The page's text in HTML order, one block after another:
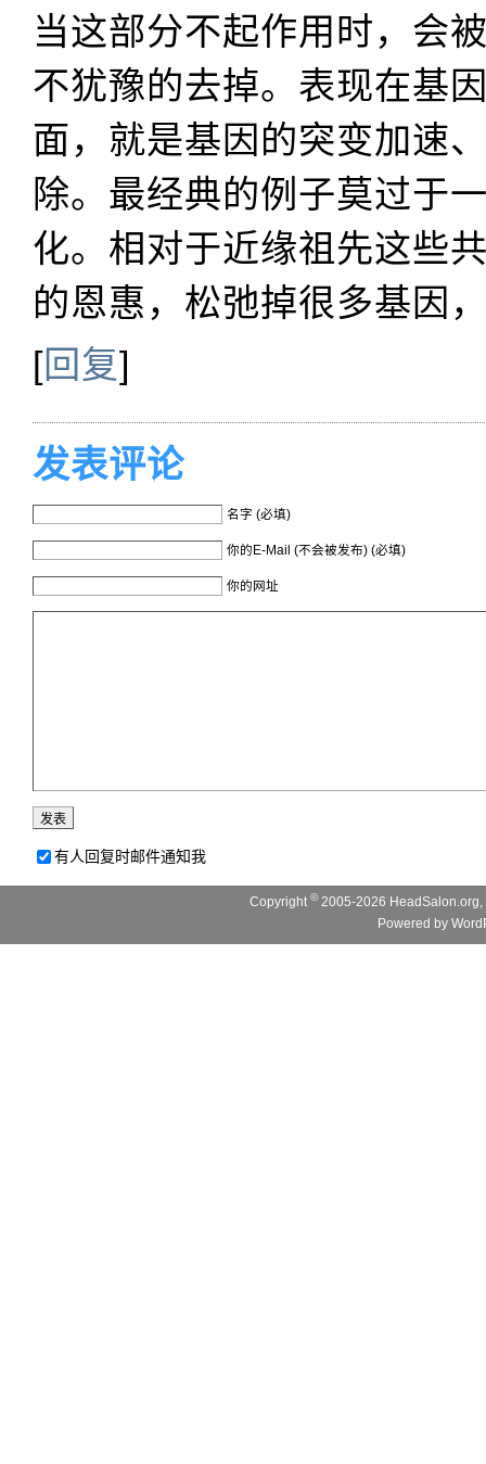
当这部分不起作用时，会
不犹豫的去掉。表现在基
面，就是基因的突变加速
除。最经典的例子莫过于
化。相对于近缘祖先这些
的恩惠，松弛掉很多基因
[回复]
发表评论
名字 (必填)
你的E-Mail (不会被发布) (必填)
你的网址
有人回复时邮件通知我
Copyright © 2005-2026
Powered by